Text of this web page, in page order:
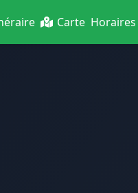
Carte Horaires